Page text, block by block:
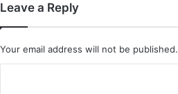
Leave a Reply
Your email address will not be published.